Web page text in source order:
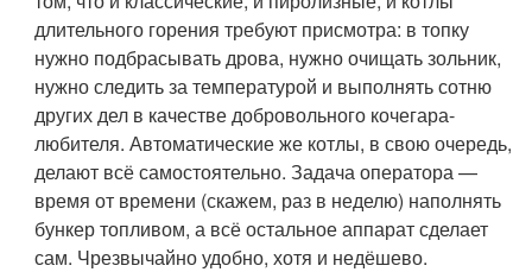
длительного горения требуют присмотра: в топку
нужно подбрасывать дрова, нужно очищать зольник,
нужно следить за температурой и выполнять сотню
других дел в качестве добровольного кочегара-
любителя. Автоматические же котлы, в свою очередь,
делают всё самостоятельно. Задача оператора —
время от времени (скажем, раз в неделю) наполнять
бункер топливом, а всё остальное аппарат сделает
сам. Чрезвычайно удобно, хотя и недёшево.